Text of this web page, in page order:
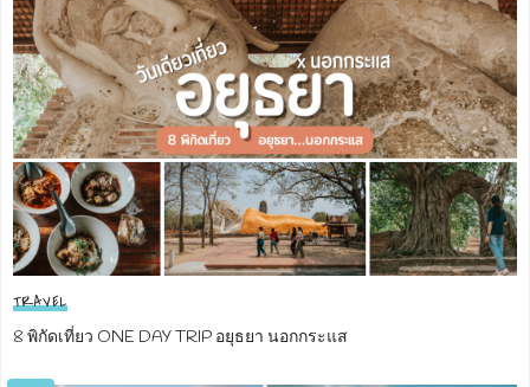
TRAVEL
8 พิกัดเที่ยว ONE DAY TRIP อยุธยา นอกกระแส